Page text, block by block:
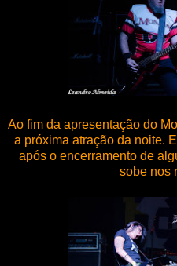
Ao fim da apresentação do
a próxima atração da noite.
após o encerramento de
sobe nos